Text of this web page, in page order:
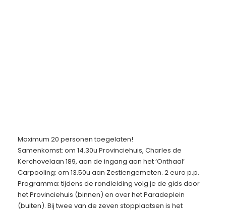
Maximum 20 personen toegelaten!
Samenkomst: om 14.30u Provinciehuis, Charles de
Kerchovelaan 189, aan de ingang aan het ‘Onthaal’
Carpooling: om 13.50u aan Zestiengemeten. 2 euro p.p.
Programma: tijdens de rondleiding volg je de gids door
het Provinciehuis (binnen) en over het Paradeplein
(buiten). Bij twee van de zeven stopplaatsen is het